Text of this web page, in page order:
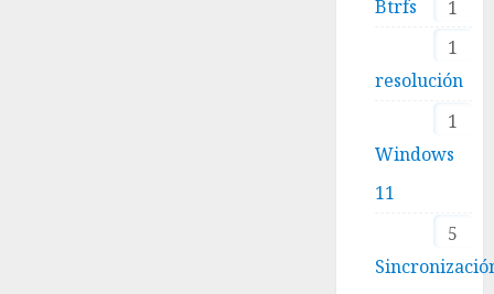
1
Btrfs
1
resolución
1
Windows
11
5